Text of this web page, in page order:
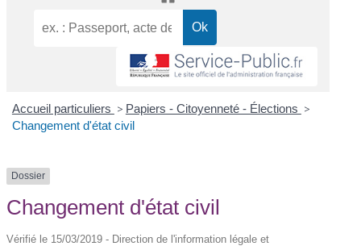
Accueil particuliers > Papiers - Citoyenneté - Élections >
Changement d'état civil
Dossier
Changement d'état civil
Vérifié le 15/03/2019 - Direction de l'information légale et